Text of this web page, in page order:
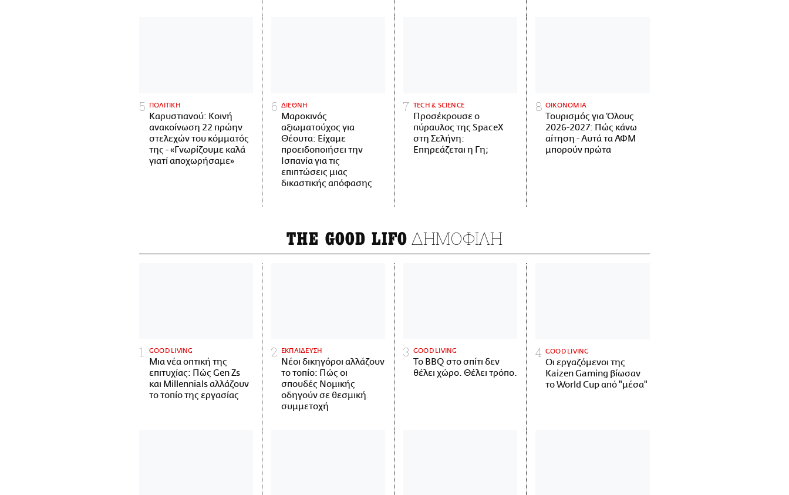
ΠΟΛΙΤΙΚΗ
Καρυστιανού: Κοινή
ανακοίνωση 22 πρώην
στελεχών του κόμματός
της - «Γνωρίζουμε καλά
γιατί αποχωρήσαμε»
ΔΙΕΘΝΗ
Μαροκινός
αξιωματούχος για
Θέουτα: Είχαμε
προειδοποιήσει την
Ισπανία για τις
επιπτώσεις μιας
δικαστικής απόφασης
ΤECH & SCIENCE
Προσέκρουσε ο
πύραυλος της SpaceX
στη Σελήνη:
Επηρεάζεται η Γη;
ΟΙΚΟΝΟΜΙΑ
Τουρισμός για Όλους
2026-2027: Πώς κάνω
αίτηση - Αυτά τα ΑΦΜ
μπορούν πρώτα
THE GOOD LIFO ΔΗΜΟΦΙΛΗ
GOOD LIVING
Μια νέα οπτική της
επιτυχίας: Πώς Gen Zs
και Millennials αλλάζουν
το τοπίο της εργασίας
ΕΚΠΑΙΔΕΥΣΗ
Νέοι δικηγόροι αλλάζουν
το τοπίο: Πώς οι
σπουδές Νομικής
οδηγούν σε θεσμική
συμμετοχή
GOOD LIVING
Το BBQ στο σπίτι δεν
θέλει χώρο. Θέλει τρόπο.
GOOD LIVING
Οι εργαζόμενοι της
Kaizen Gaming βίωσαν
το World Cup από "μέσα"